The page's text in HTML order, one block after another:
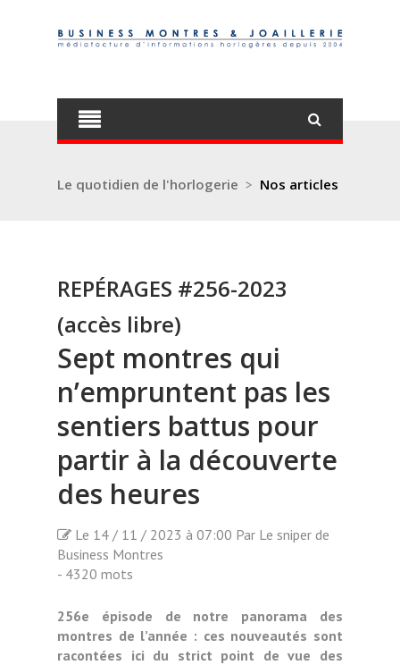
Le quotidien de l'horlogerie > Nos articles
REPÉRAGES #256-2023
(accès libre)
Sept montres qui
n’empruntent pas les
sentiers battus pour
partir à la découverte
des heures
Le 14 / 11 / 2023 à 07:00 Par Le sniper de
Business Montres
- 4320 mots
256e épisode de notre panorama des
montres de l’année : ces nouveautés sont
racontées ici du strict point de vue des